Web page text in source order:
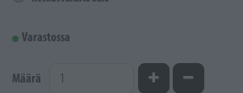
Varastossa
Määrä Kasvata määrääVähennä määrää